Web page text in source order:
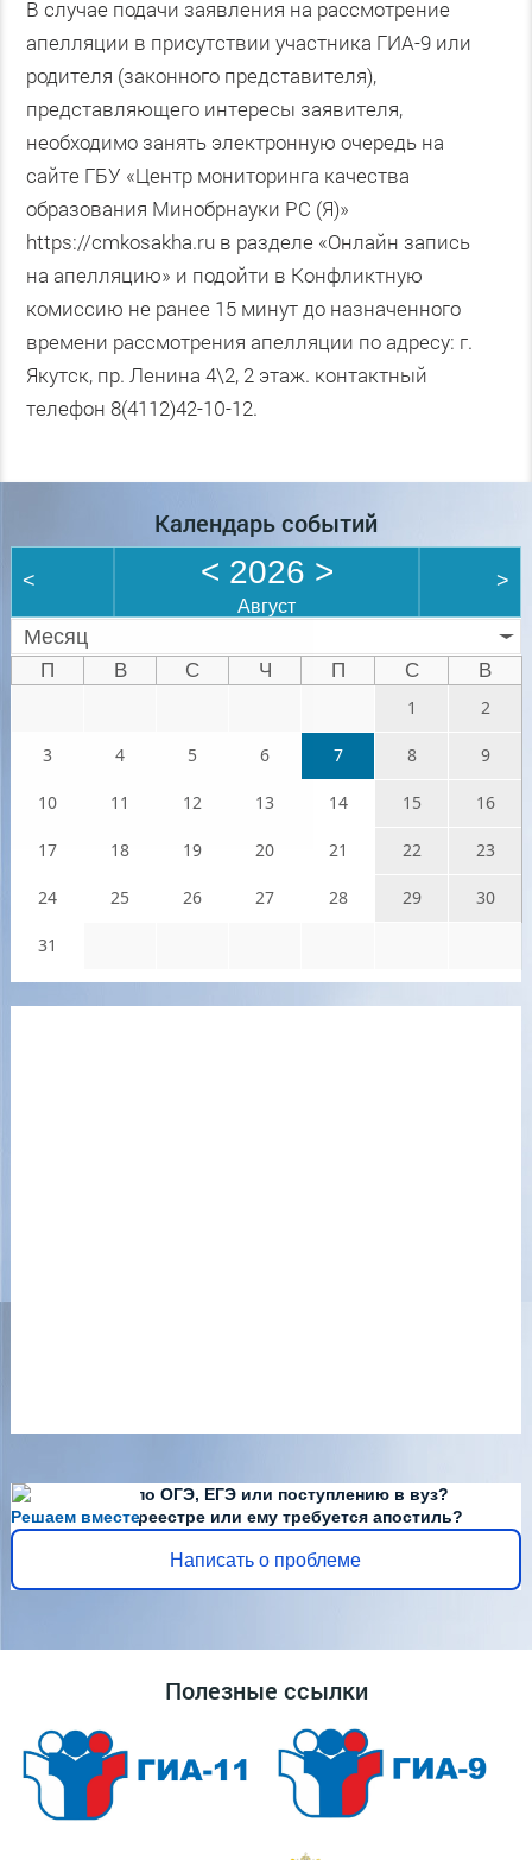
В случае подачи заявления на рассмотрение
апелляции в присутствии участника ГИА-9 или
родителя (законного представителя),
представляющего интересы заявителя,
необходимо занять электронную очередь на
сайте ГБУ «Центр мониторинга качества
образования Минобрнауки РС (Я)»
https://cmkosakha.ru в разделе «Онлайн запись
на апелляцию» и подойти в Конфликтную
комиссию не ранее 15 минут до назначенного
времени рассмотрения апелляции по адресу: г.
Якутск, пр. Ленина 4\2, 2 этаж. контактный
телефон 8(4112)42-10-12.
Календарь событий
< < 2026 >
Август
>
Месяц
П В С Ч П С
В
1
2
3 4 5 6 7 8 9
10 11 12 13 14 15 16
17 18 19 20 21 22 23
24 25 26 27 28 29 30
31
Решаем вместе
Есть вопросы по ОГЭ, ЕГЭ или поступлению в вуз?
Диплома нет в реестре или ему требуется апостиль?
Написать о проблеме
Полезные ссылки